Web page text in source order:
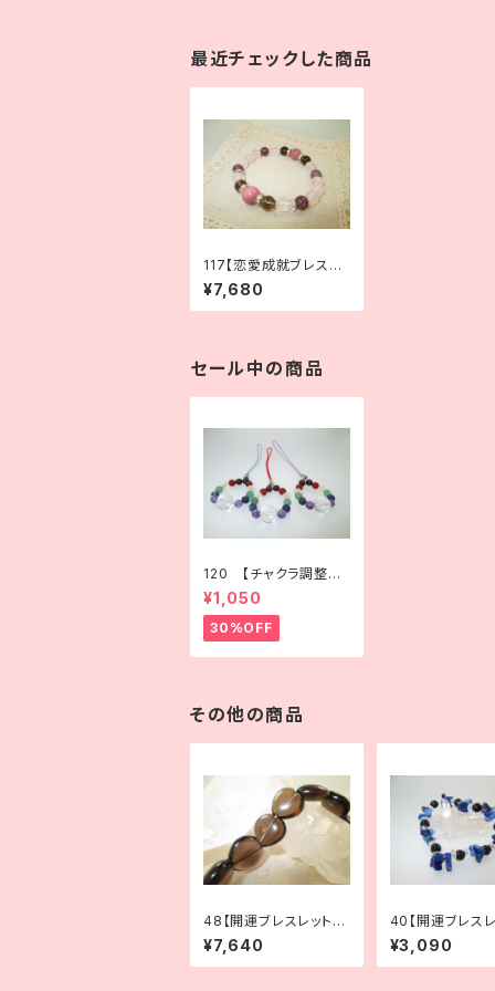
最近チェックした商品
117【恋愛成就ブレスレ
ット】片思いのあなたに
｜ロードナイト×スモー
キークォーツ×スターロ
¥7,680
セール中の商品
120 【チャクラ調整ス
トラップ】心身のバラン
スを整える天然石アク
セサリー
¥1,050
30%OFF
その他の商品
48【開運ブレスレット】
決断力が欲しいときに
｜スモーキークォーツ
¥7,640
40【開運ブレスレ
運気UP｜ラピス
×オニキス×水晶
¥3,090